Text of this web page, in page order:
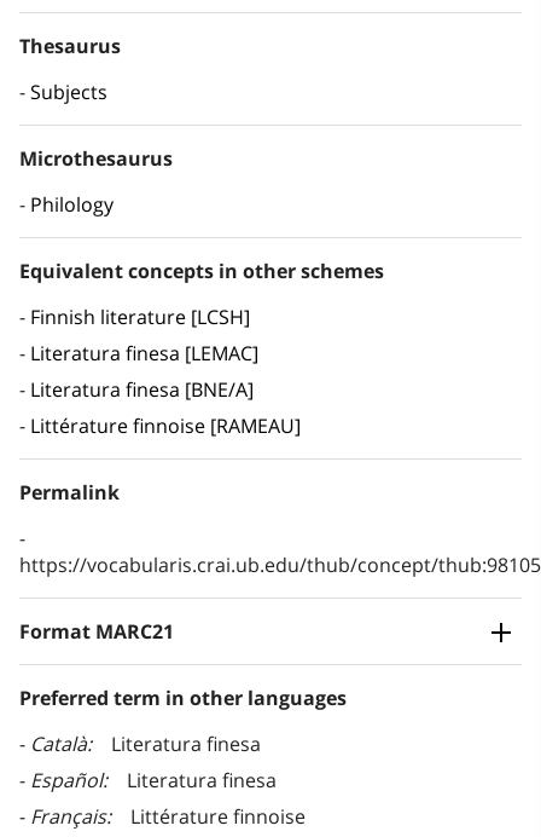
Thesaurus
Subjects
Microthesaurus
Philology
Equivalent concepts in other schemes
Finnish literature [LCSH]
Literatura finesa [LEMAC]
Literatura finesa [BNE/A]
Littérature finnoise [RAMEAU]
Permalink
https://vocabularis.crai.ub.edu/thub/concept/
Format MARC21
Preferred term in other languages
Català
Literatura finesa
Español
Literatura finesa
Français
Littérature finnoise